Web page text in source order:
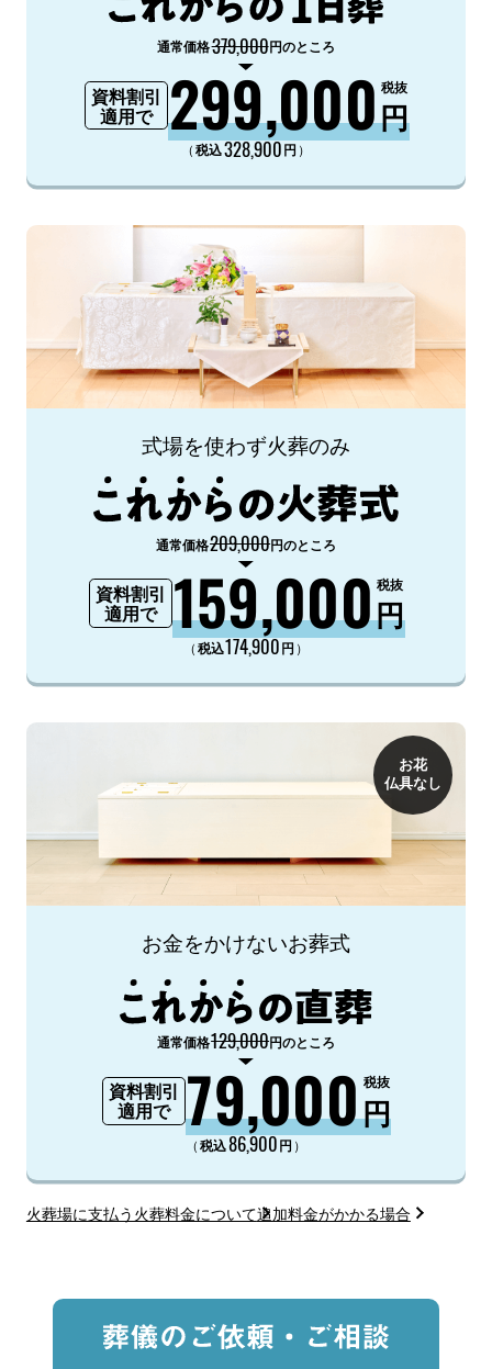
通常価格379,000円のところ
資料割引
適用で
299,000円
税抜
（税込328,900円 ）
式場を使わず火葬のみ
通常価格209,000円のところ
資料割引
適用で
159,000円
税抜
（税込174,900円 ）
お花
仏具なし
お金をかけないお葬式
通常価格129,000円のところ
資料割引
適用で
79,000円
税抜
（税込86,900円 ）
火葬場に支払う火葬料金について追加料金がかかる場合